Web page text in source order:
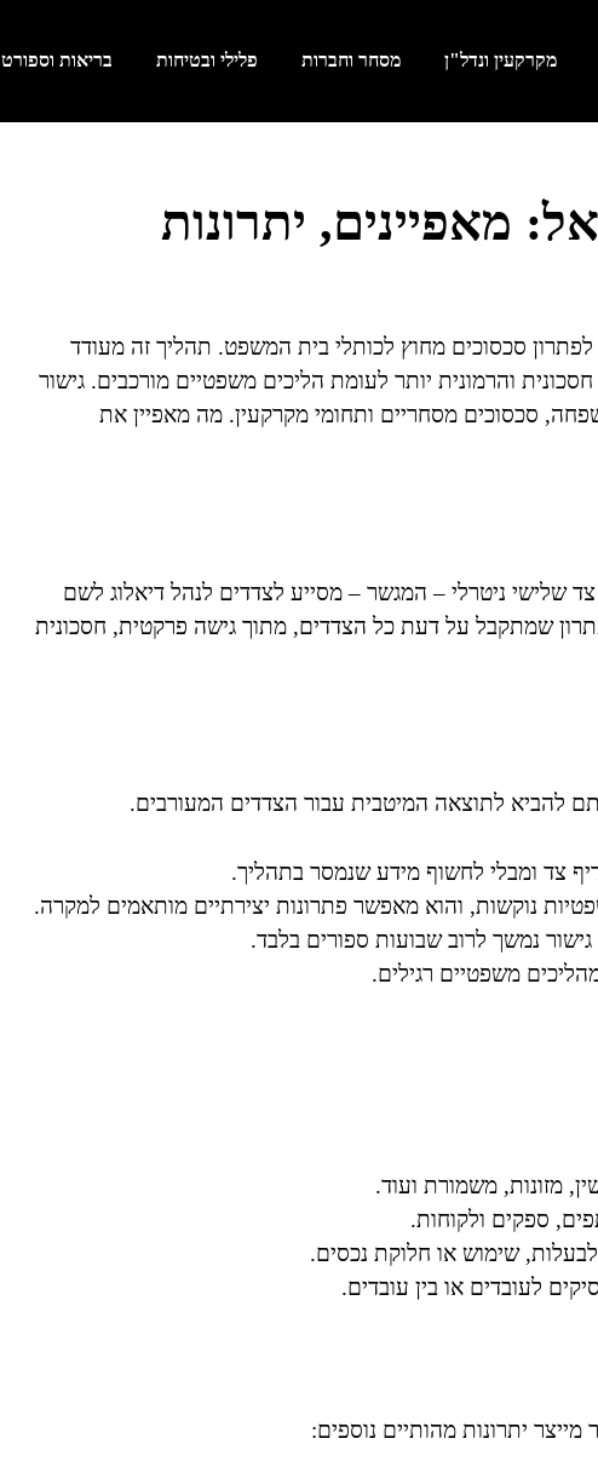
מקרקעין ונדל"ן מסחר וחברות פלילי ובטיחות בריאות וספורט
מאפיינים, יתרונות
לפתרון סכסוכים מחוץ לכותלי בית המשפט. תהליך זה מעודד
והרמונית יותר לעומת הליכים משפטיים מורכבים. גישור
סכסוכים מסחריים ותחומי מקרקעין. מה מאפיין את
שלישי ניטרלי – המגשר – מסייע לצדדים לנהל דיאלוג לשם
שמתקבל על דעת כל הצדדים, מתוך גישה פרקטית, חסכונית
להביא לתוצאה המיטבית עבור הצדדים המעורבים.
צד ומבלי לחשוף מידע שנמסר בתהליך.
נוקשות, והוא מאפשר פתרונות יצירתיים מותאמים למקרה.
נמשך לרוב שבועות ספורים בלבד.
משפטיים רגילים.
מזונות, משמורת ועוד.
ספקים ולקוחות.
לבעלות, שימוש או חלוקת נכסים.
לעובדים או בין עובדים.
יתרונות מהותיים נוספים: